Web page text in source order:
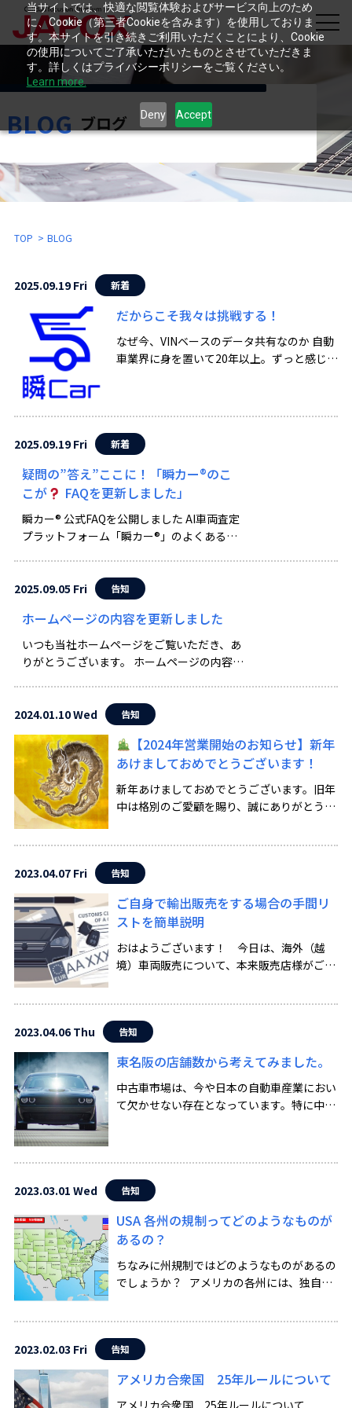
当サイトでは、快適な閲覧体験およびサービス向上のため
に、Cookie（第三者Cookieを含みます）を使用しておりま
す。本サイトを引き続きご利用いただくことにより、Cookie
の使用についてご了承いただいたものとさせていただきま
す。詳しくはプライバシーポリシーをご覧ください。
Learn more.
Deny Accept
BLOG ブログ
TOP BLOG
2025.09.19 Fri 新着
だからこそ我々は挑戦する！
なぜ今、VINベースのデータ共有なのか 自動
車業界に身を置いて20年以上。ずっと感じて
2025.09.19 Fri
新着
疑問の”答え”ここに！「瞬カー®のこ
こが
FAQを更新しました」
瞬カー® 公式FAQを公開しました AI車両査定
プラットフォーム「瞬カー®」のよくある質
関するFAQ（よくあるご質問）ページを公開
2025.09.05 Fri 告知
ホームページの内容を更新しました
いつも当社ホームページをご覧いただき、あ
りがとうございます。 ホームページの内容を
内容に更新 ・会社概要ページの情報を更新
・よくあるご質問 […]
2024.01.10 Wed 告知
【2024年営業開始のお知らせ】新年
あけましておめでとうございます！
新年あけましておめでとうございます。旧年
中は格別のご愛顧を賜り、誠にありがとうご
力を心よりお願い申し上げるとともに、皆様
のさらなるご繁栄をお祈りしております。 弊
社は、2024年1 […]
2023.04.07 Fri 告知
ご自身で輸出販売をする場合の手間リ
ストを簡単説明
おはようございます！ 今日は、海外（越
境）車両販売について、本来販売店様がご自
ト）を作ってみました。 海外に車を販売す
る手間 輸出手続きの準備 海外に車を輸出す
るには、輸出手続 […]
2023.04.06 Thu 告知
東名阪の店舗数から考えてみました。
中古車市場は、今や日本の自動車産業におい
て欠かせない存在となっています。特に中古
2023.03.01 Wed
告知
USA 各州の規制ってどのようなものが
あるの？
ちなみに州規制ではどのようなものがあるの
でしょうか？ アメリカの各州には、独自の
た車両が各州の法規に準拠しているかどうか
は、輸入業者や車両オーナーが確認する必要
があり […]
2023.02.03 Fri 告知
アメリカ合衆国 25年ルールについて
アメリカ合衆国 25年ルールについて